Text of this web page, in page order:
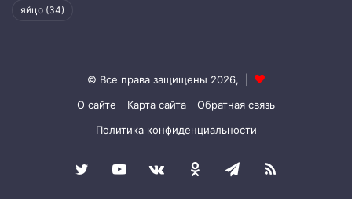
яйцо (34)
© Все права защищены 2026, |
О сайте
Карта сайта
Обратная связь
Политика конфиденциальности
TwitterYouTubevk.comОдноклассники
Telegram
RSS